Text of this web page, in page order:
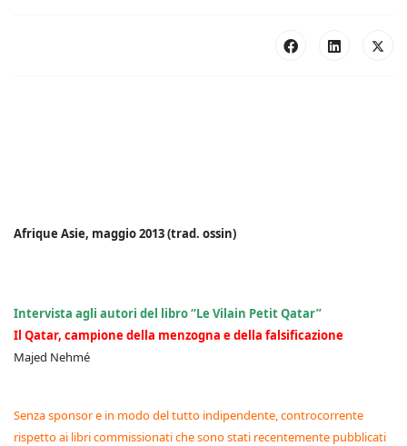
Afrique Asie, maggio 2013 (trad. ossin)
Intervista agli autori del libro “Le Vilain Petit Qatar”
Il Qatar, campione della menzogna e della falsificazione
Majed Nehmé
Senza sponsor e in modo del tutto indipendente, controcorrente
rispetto ai libri commissionati che sono stati recentemente pubblicati